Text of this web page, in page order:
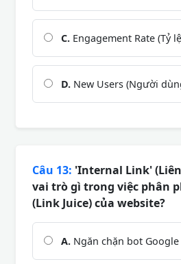
C. Engagement Rate (Tỷ
D. New Users (Người
Câu 13: 'Internal Link'
vai trò gì trong việc phân
(Link Juice) của website?
A. Ngăn chặn bot